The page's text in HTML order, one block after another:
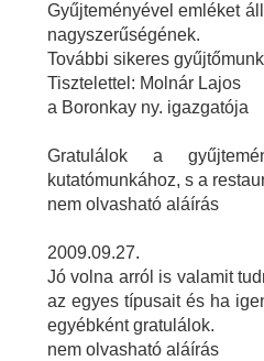
Gyűjteményével emléket
nagyszerűségének.
További sikeres
Tisztelettel: Molnár Lajos
a Boronkay ny. igazgatója
Gratulálok a
kutatómunkához, s a
nem olvasható aláírás
2009.09.27.
Jó volna arról is valamit
az egyes típusait és ha
egyébként gratulálok.
nem olvasható aláírás